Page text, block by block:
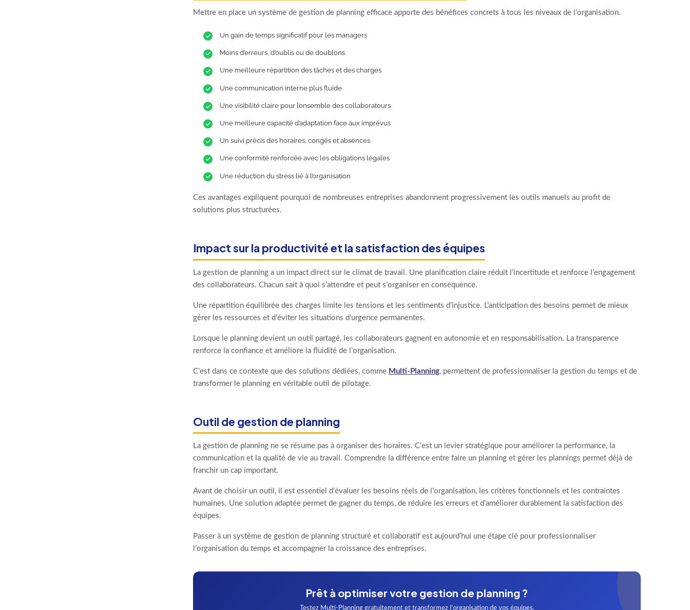
Mettre en place un système de gestion de planning efficace apporte des bénéfices concrets à tous les niveaux de l’organisation.
Un gain de temps significatif pour les managers
Moins d’erreurs, d’oublis ou de doublons
Une meilleure répartition des tâches et des charges
Une communication interne plus fluide
Une visibilité claire pour l’ensemble des collaborateurs
Une meilleure capacité d’adaptation face aux imprévus
Un suivi précis des horaires, congés et absences
Une conformité renforcée avec les obligations légales
Une réduction du stress lié à l’organisation
Ces avantages expliquent pourquoi de nombreuses entreprises abandonnent progressivement les outils manuels au profit de
solutions plus structurées.
Impact sur la productivité et la satisfaction des équipes
La gestion de planning a un impact direct sur le climat de travail. Une planification claire réduit l’incertitude et renforce l’engagement
des collaborateurs. Chacun sait à quoi s’attendre et peut s’organiser en conséquence.
Une répartition équilibrée des charges limite les tensions et les sentiments d’injustice. L’anticipation des besoins permet de mieux
gérer les ressources et d’éviter les situations d’urgence permanentes.
Lorsque le planning devient un outil partagé, les collaborateurs gagnent en autonomie et en responsabilisation. La transparence
renforce la confiance et améliore la fluidité de l’organisation.
C’est dans ce contexte que des solutions dédiées, comme Multi-Planning, permettent de professionnaliser la gestion du temps et de
transformer le planning en véritable outil de pilotage.
Outil de gestion de planning
La gestion de planning ne se résume pas à organiser des horaires. C’est un levier stratégique pour améliorer la performance, la
communication et la qualité de vie au travail. Comprendre la différence entre faire un planning et gérer les plannings permet déjà de
franchir un cap important.
Avant de choisir un outil, il est essentiel d’évaluer les besoins réels de l’organisation, les critères fonctionnels et les contraintes
humaines. Une solution adaptée permet de gagner du temps, de réduire les erreurs et d’améliorer durablement la satisfaction des
équipes.
Passer à un système de gestion de planning structuré et collaboratif est aujourd’hui une étape clé pour professionnaliser
l’organisation du temps et accompagner la croissance des entreprises.
Prêt à optimiser votre gestion de planning ?
Testez Multi-Planning gratuitement et transformez l'organisation de vos équipes.